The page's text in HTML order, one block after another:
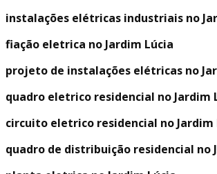
instalações elétricas industriais no
fiação eletrica no Jardim Lúcia
projeto de instalações elétricas no
quadro eletrico residencial no Jardim
circuito eletrico residencial no Jardim
quadro de distribuição residencial no